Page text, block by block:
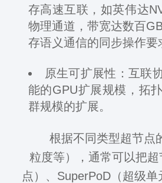
存高速互联，如英伟达
物理通道，带宽达数百
存语义通信的同步操作要
原生可扩展性：互联
能的GPU扩展规模，拓
群规模的扩展。
根据不同类型超节点的
粒度等），通常可以把
点）、SuperPoD（超级